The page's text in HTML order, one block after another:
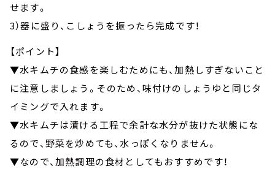
せます。
3）器に盛り、こしょうを振ったら完成です！
【ポイント】
▼水キムチの食感を楽しむためにも、加熱しすぎないこと
に注意しましょう。そのため、味付けのしょうゆと同じタ
イミングで入れます。
▼水キムチは漬ける工程で余計な水分が抜けた状態にな
るので、野菜を炒めても、水っぽくなりません。
▼なので、加熱調理の食材としてもおすすめです！